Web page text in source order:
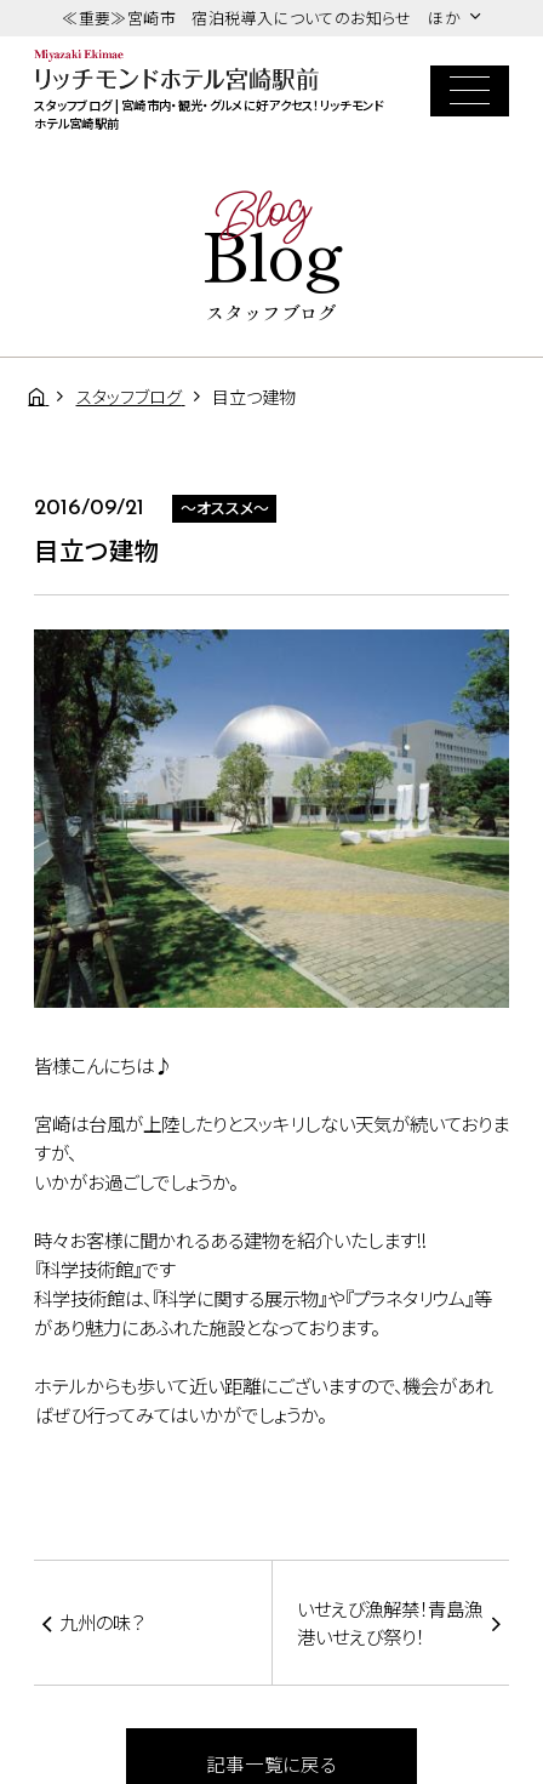
≪重要≫宮崎市 宿泊税導入についてのお知らせ ほか
スタッフブログ | 宮崎市内・観光・グルメに好アクセス！リッチモンド
ホテル宮崎駅前
Blog
Blog
スタッフブログ
スタッフブログ 目立つ建物
2016/09/21 ～オススメ～
目立つ建物
皆様こんにちは♪
宮崎は台風が上陸したりとスッキリしない天気が続いておりま
すが、
いかがお過ごしでしょうか。
時々お客様に聞かれるある建物を紹介いたします!!
『科学技術館』です
科学技術館は、『科学に関する展示物』や『プラネタリウム』等
があり魅力にあふれた施設となっております。
ホテルからも歩いて近い距離にございますので、機会があれ
ばぜひ行ってみてはいかがでしょうか。
九州の味？
いせえび漁解禁！青島漁
港いせえび祭り！
記事一覧に戻る